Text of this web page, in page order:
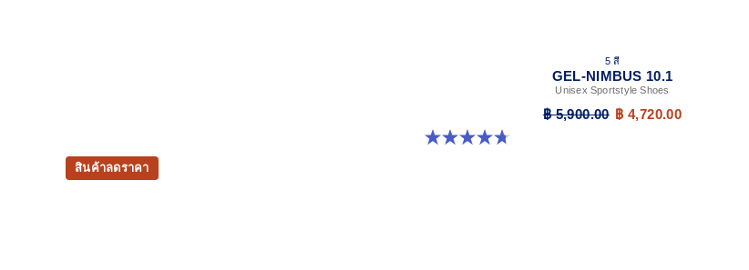
5 สี
GEL-NIMBUS 10.1
Unisex Sportstyle Shoes
฿ 5,900.00 ฿ 4,720.00
4.7 จาก 5 ดาว 306 รีวิว
สินค้าลดราคา